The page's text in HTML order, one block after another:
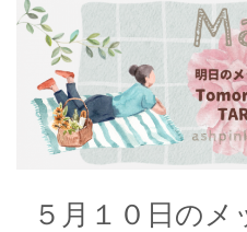
５月１０日のメ